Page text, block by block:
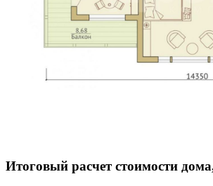
Итоговый расчет стоимости